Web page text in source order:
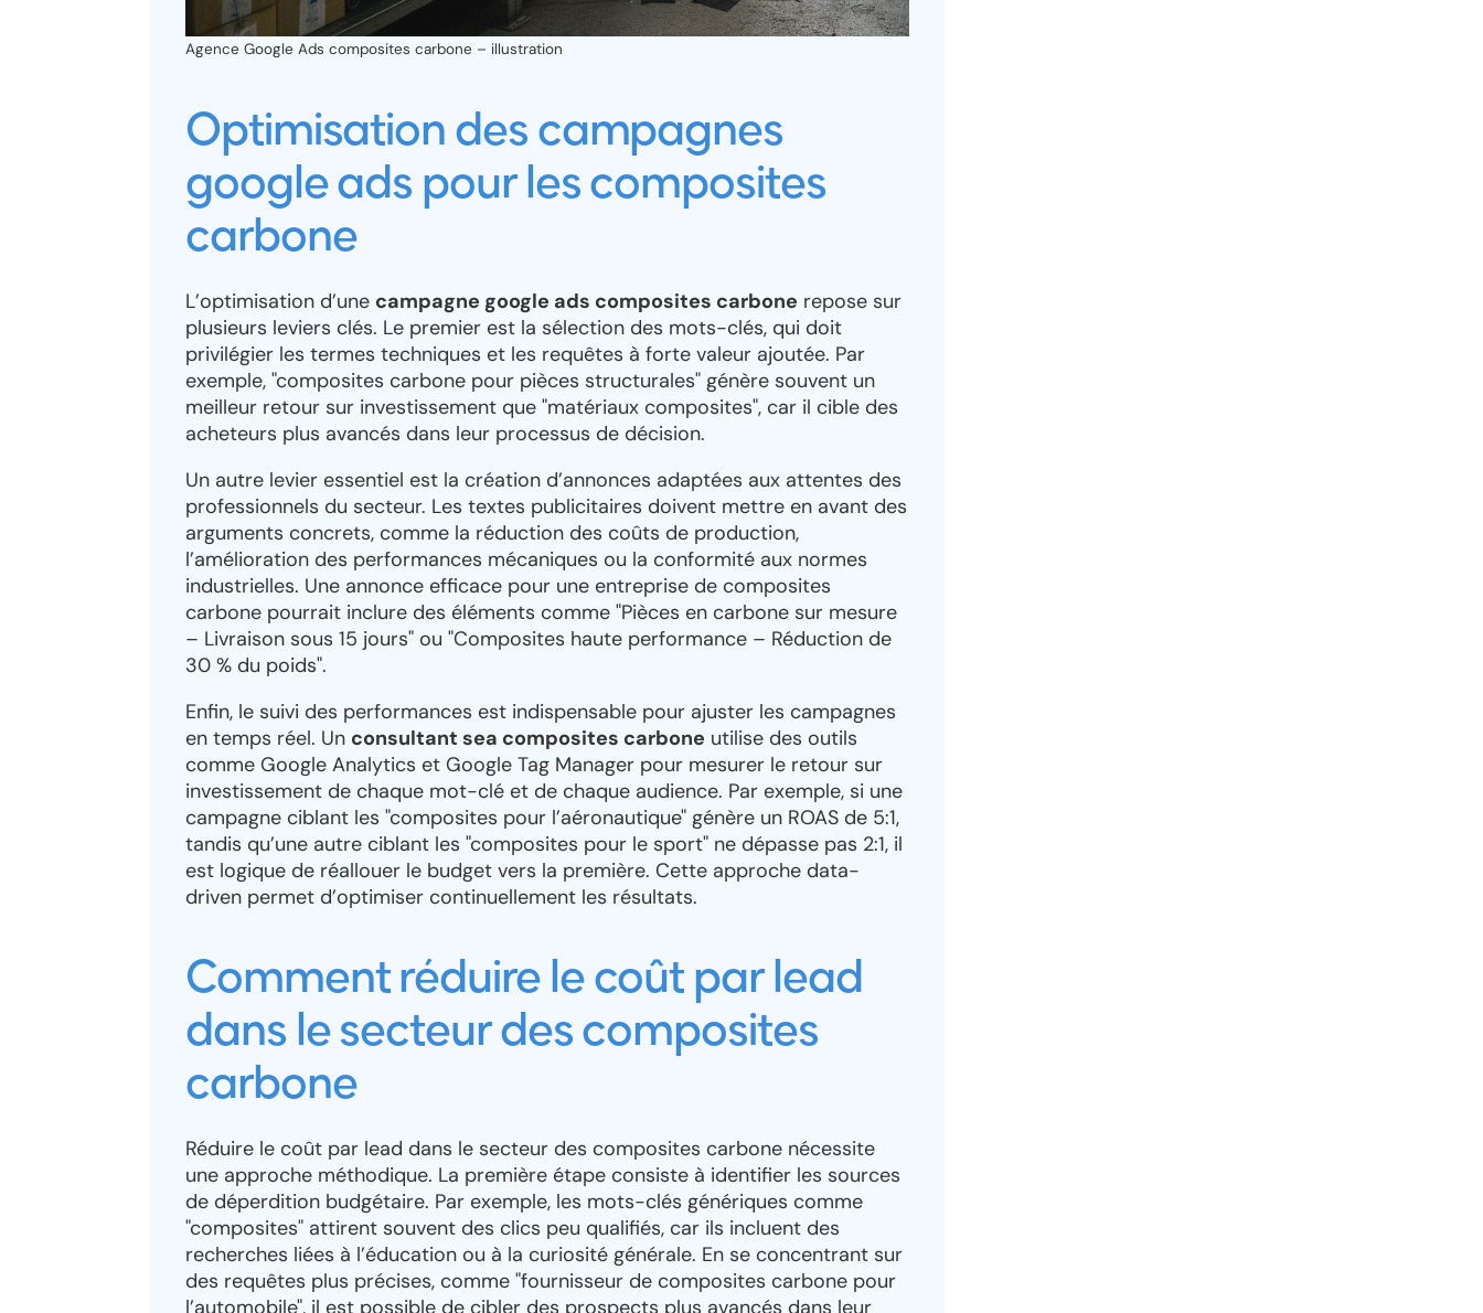
Agence Google Ads composites carbone – illustration
Optimisation des campagnes
google ads pour les composites
carbone
L’optimisation d’une campagne google ads composites carbone repose sur
plusieurs leviers clés. Le premier est la sélection des mots-clés, qui doit
privilégier les termes techniques et les requêtes à forte valeur ajoutée. Par
exemple, "composites carbone pour pièces structurales" génère souvent un
meilleur retour sur investissement que "matériaux composites", car il cible des
acheteurs plus avancés dans leur processus de décision.
Un autre levier essentiel est la création d’annonces adaptées aux attentes des
professionnels du secteur. Les textes publicitaires doivent mettre en avant des
arguments concrets, comme la réduction des coûts de production,
l’amélioration des performances mécaniques ou la conformité aux normes
industrielles. Une annonce efficace pour une entreprise de composites
carbone pourrait inclure des éléments comme "Pièces en carbone sur mesure
– Livraison sous 15 jours" ou "Composites haute performance – Réduction de
30 % du poids".
Enfin, le suivi des performances est indispensable pour ajuster les campagnes
en temps réel. Un consultant sea composites carbone utilise des outils
comme Google Analytics et Google Tag Manager pour mesurer le retour sur
investissement de chaque mot-clé et de chaque audience. Par exemple, si une
campagne ciblant les "composites pour l’aéronautique" génère un ROAS de 5:1,
tandis qu’une autre ciblant les "composites pour le sport" ne dépasse pas 2:1, il
est logique de réallouer le budget vers la première. Cette approche data-
driven permet d’optimiser continuellement les résultats.
Comment réduire le coût par lead
dans le secteur des composites
carbone
Réduire le coût par lead dans le secteur des composites carbone nécessite
une approche méthodique. La première étape consiste à identifier les sources
de déperdition budgétaire. Par exemple, les mots-clés génériques comme
"composites" attirent souvent des clics peu qualifiés, car ils incluent des
recherches liées à l’éducation ou à la curiosité générale. En se concentrant sur
des requêtes plus précises, comme "fournisseur de composites carbone pour